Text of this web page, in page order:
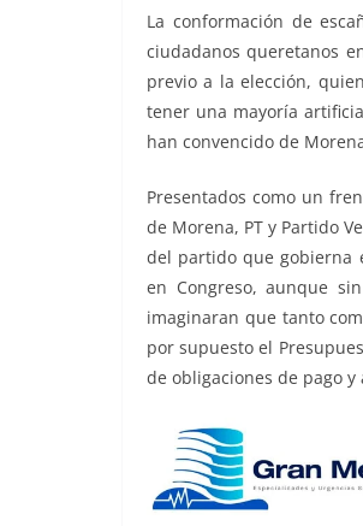
La conformación de
ciudadanos queretanos
previo a la elección,
tener una mayoría
han convencido de
Presentados como un
de Morena, PT y Partido
del partido que gobierna
en Congreso, aunque
imaginaran que tanto
por supuesto el
de obligaciones de pago